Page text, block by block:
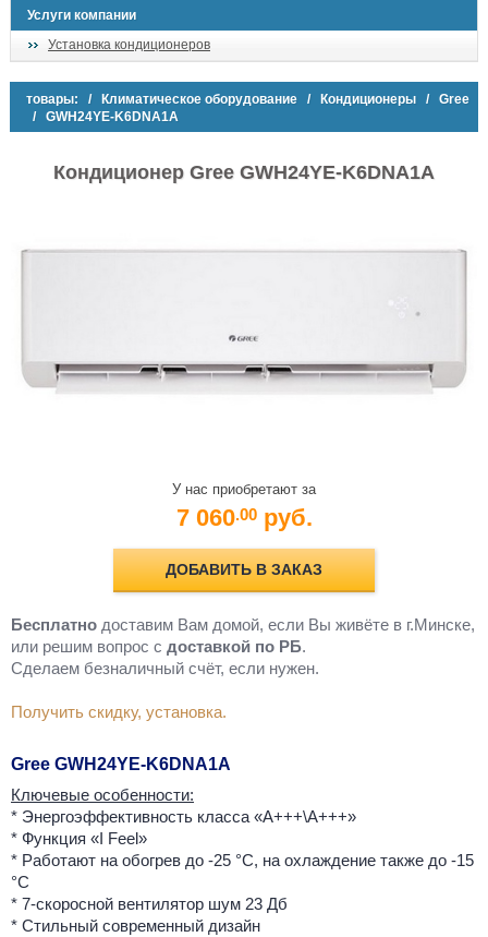
Услуги компании
Установка кондиционеров
товары: / Климатическое оборудование / Кондиционеры / Gree
/ GWH24YE-K6DNA1A
Кондиционер Gree GWH24YE-K6DNA1A
У нас приобретают за
7 060.00 руб.
ДОБАВИТЬ В ЗАКАЗ
Бесплатно доставим Вам домой, если Вы живёте в г.Минске,
или решим вопрос с доставкой по РБ.
Cделаем безналичный счёт, если нужен.
Получить скидку, установка.
Gree GWH24YE-K6DNA1A
Ключевые особенности:
* Энергоэффективность класса «А+++\A+++»
* Функция «I Feel»
* Работают на обогрев до -25 °С, на охлаждение также до -15
°С
* 7-скоросной вентилятор шум 23 Дб
* Стильный современный дизайн